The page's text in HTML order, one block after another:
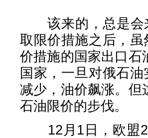
该来的，总是会
取限价措施之后，
价措施的国家出口石
国家，一旦对俄石
减少，油价飙涨。但
石油限价的步伐。
12月1日，欧盟27